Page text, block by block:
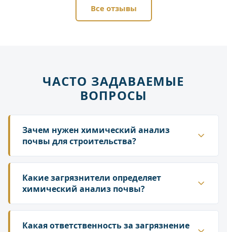
Все отзывы
ЧАСТО ЗАДАВАЕМЫЕ
ВОПРОСЫ
Зачем нужен химический анализ
почвы для строительства?
Он необходим на всех этапах: от выбора участка
до ввода объекта в эксплуатацию. Анализ
подтверждает пригодность земли для
экологических изысканий и помогает получить
разрешения, обосновав проектную
Какие загрязнители определяет
химический анализ почвы?
Анализ выявляет более 170 видов
загрязнителей. Основные группы включают
Какая ответственность за загрязнение